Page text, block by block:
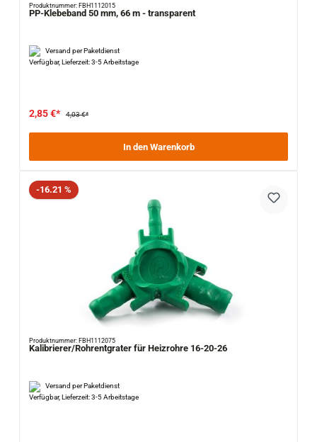
Produktnummer: FBH1112015
PP-Klebeband 50 mm, 66 m - transparent
Versand per Paketdienst
Verfügbar, Lieferzeit: 3-5 Arbeitstage
2,85 €* 4,03 €*
In den Warenkorb
Rabatt
-16.21 %
Produktnummer: FBH1112075
Kalibrierer/Rohrentgrater für Heizrohre 16-20-26
Versand per Paketdienst
Verfügbar, Lieferzeit: 3-5 Arbeitstage